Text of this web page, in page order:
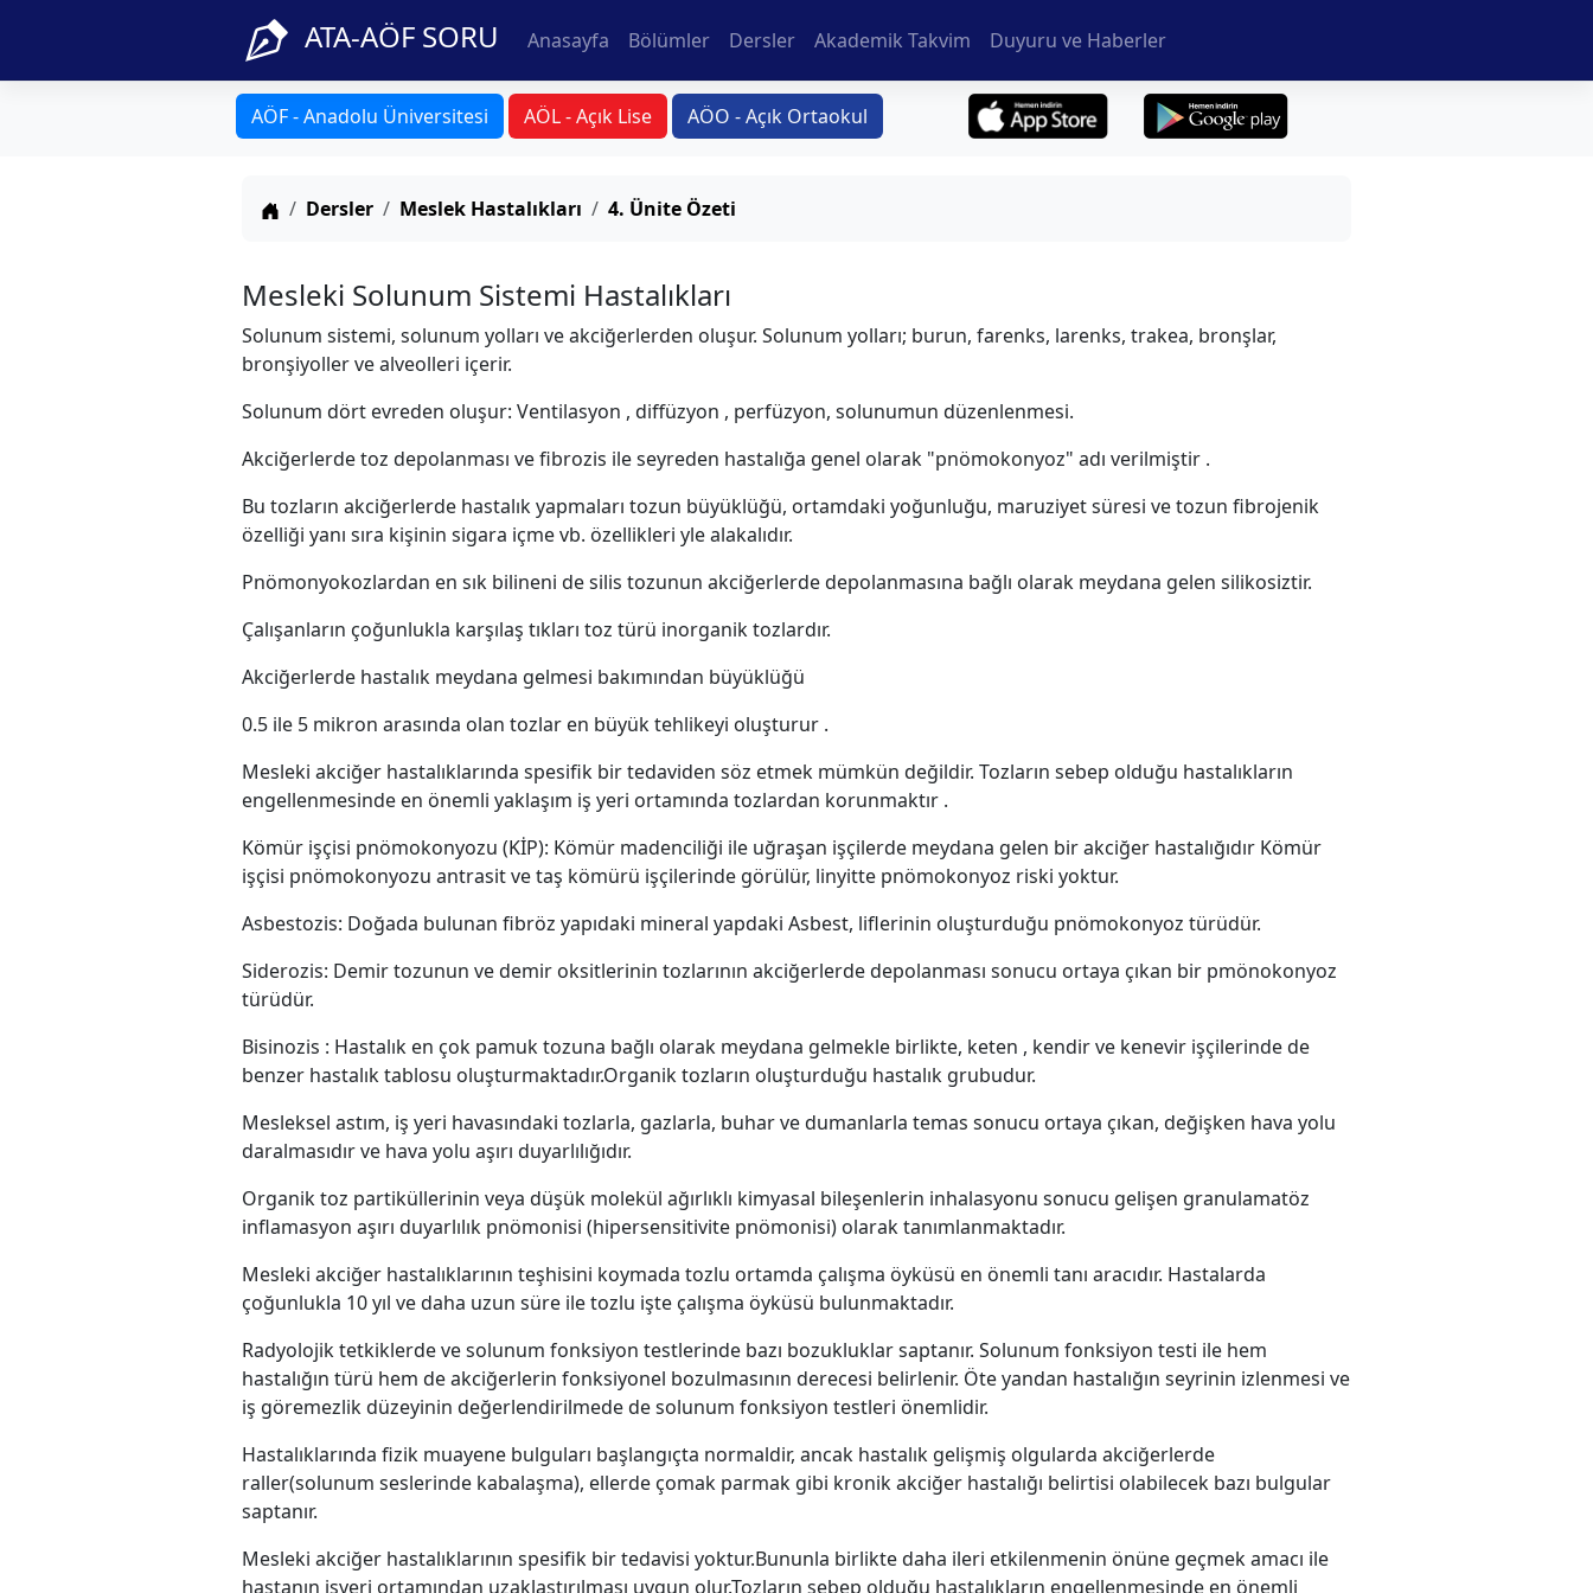
ATA-AÖF SORU Anasayfa Bölümler Dersler Akademik Takvim Duyuru ve Haberler
AÖF - Anadolu Üniversitesi AÖL - Açık Lise AÖO - Açık Ortaokul
Anasayfa
Dersler Meslek Hastalıkları 4. Ünite Özeti
Mesleki Solunum Sistemi Hastalıkları
Solunum sistemi, solunum yolları ve akciğerlerden oluşur. Solunum yolları; burun, farenks, larenks, trakea, bronşlar,
bronşiyoller ve alveolleri içerir.
Solunum dört evreden oluşur: Ventilasyon , diﬀüzyon , perfüzyon, solunumun düzenlenmesi.
Akciğerlerde toz depolanması ve ﬁbrozis ile seyreden hastalığa genel olarak "pnömokonyoz" adı verilmiştir .
Bu tozların akciğerlerde hastalık yapmaları tozun büyüklüğü, ortamdaki yoğunluğu, maruziyet süresi ve tozun ﬁbrojenik
özelliği yanı sıra kişinin sigara içme vb. özellikleri yle alakalıdır.
Pnömonyokozlardan en sık bilineni de silis tozunun akciğerlerde depolanmasına bağlı olarak meydana gelen silikosiztir.
Çalışanların çoğunlukla karşılaş tıkları toz türü inorganik tozlardır.
Akciğerlerde hastalık meydana gelmesi bakımından büyüklüğü
0.5 ile 5 mikron arasında olan tozlar en büyük tehlikeyi oluşturur .
Mesleki akciğer hastalıklarında spesiﬁk bir tedaviden söz etmek mümkün değildir. Tozların sebep olduğu hastalıkların
engellenmesinde en önemli yaklaşım iş yeri ortamında tozlardan korunmaktır .
Kömür işçisi pnömokonyozu (KİP): Kömür madenciliği ile uğraşan işçilerde meydana gelen bir akciğer hastalığıdır Kömür
işçisi pnömokonyozu antrasit ve taş kömürü işçilerinde görülür, linyitte pnömokonyoz riski yoktur.
Asbestozis: Doğada bulunan ﬁbröz yapıdaki mineral yapdaki Asbest, liﬂerinin oluşturduğu pnömokonyoz türüdür.
Siderozis: Demir tozunun ve demir oksitlerinin tozlarının akciğerlerde depolanması sonucu ortaya çıkan bir pmönokonyoz
türüdür.
Bisinozis : Hastalık en çok pamuk tozuna bağlı olarak meydana gelmekle birlikte, keten , kendir ve kenevir işçilerinde de
benzer hastalık tablosu oluşturmaktadır.Organik tozların oluşturduğu hastalık grubudur.
Mesleksel astım, iş yeri havasındaki tozlarla, gazlarla, buhar ve dumanlarla temas sonucu ortaya çıkan, değişken hava yolu
daralmasıdır ve hava yolu aşırı duyarlılığıdır.
Organik toz partiküllerinin veya düşük molekül ağırlıklı kimyasal bileşenlerin inhalasyonu sonucu gelişen granulamatöz
inﬂamasyon aşırı duyarlılık pnömonisi (hipersensitivite pnömonisi) olarak tanımlanmaktadır.
Mesleki akciğer hastalıklarının teşhisini koymada tozlu ortamda çalışma öyküsü en önemli tanı aracıdır. Hastalarda
çoğunlukla 10 yıl ve daha uzun süre ile tozlu işte çalışma öyküsü bulunmaktadır.
Radyolojik tetkiklerde ve solunum fonksiyon testlerinde bazı bozukluklar saptanır. Solunum fonksiyon testi ile hem
hastalığın türü hem de akciğerlerin fonksiyonel bozulmasının derecesi belirlenir. Öte yandan hastalığın seyrinin izlenmesi ve
iş göremezlik düzeyinin değerlendirilmede de solunum fonksiyon testleri önemlidir.
Hastalıklarında fizik muayene bulguları başlangıçta normaldir, ancak hastalık gelişmiş olgularda akciğerlerde
raller(solunum seslerinde kabalaşma), ellerde çomak parmak gibi kronik akciğer hastalığı belirtisi olabilecek bazı bulgular
saptanır.
Mesleki akciğer hastalıklarının spesifik bir tedavisi yoktur.Bununla birlikte daha ileri etkilenmenin önüne geçmek amacı ile
hastanın işyeri ortamından uzaklaştırılması uygun olur.Tozların sebep olduğu hastalıkların engellenmesinde en önemli